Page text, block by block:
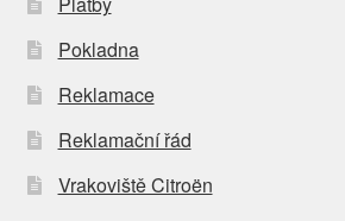
Pokladna
Reklamace
Reklamační řád
Vrakoviště Citroën